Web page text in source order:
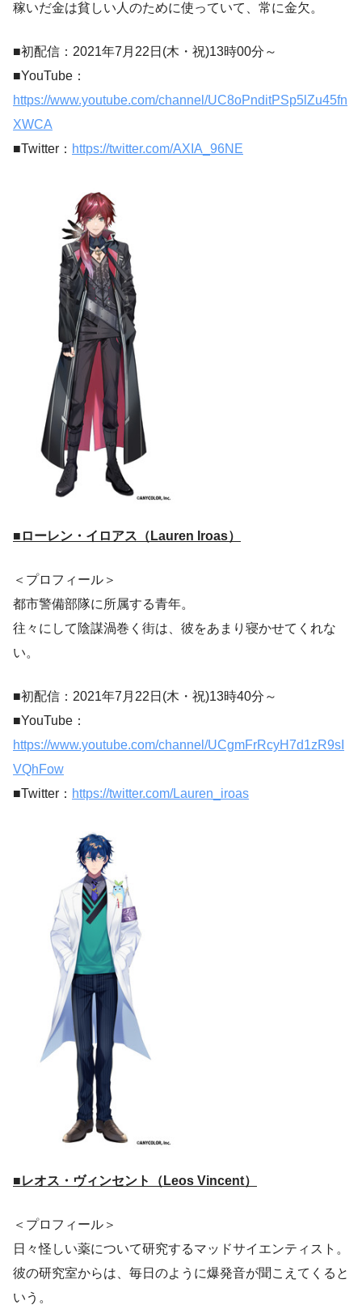
稼いだ金は貧しい人のために使っていて、常に金欠。
■初配信：2021年7月22日(木・祝)13時00分～
■YouTube：
https://www.youtube.com/channel/UC8oPnditPSp5lZu45fn
XWCA
■Twitter： https://twitter.com/AXIA_96NE
■ローレン・イロアス（Lauren Iroas）
＜プロフィール＞
都市警備部隊に所属する青年。
往々にして陰謀渦巻く街は、彼をあまり寝かせてくれな
い。
■初配信：2021年7月22日(木・祝)13時40分～
■YouTube：
https://www.youtube.com/channel/UCgmFrRcyH7d1zR9sI
VQhFow
■Twitter： https://twitter.com/Lauren_iroas
■レオス・ヴィンセント（Leos Vincent）
＜プロフィール＞
日々怪しい薬について研究するマッドサイエンティスト。
彼の研究室からは、毎日のように爆発音が聞こえてくると
いう。